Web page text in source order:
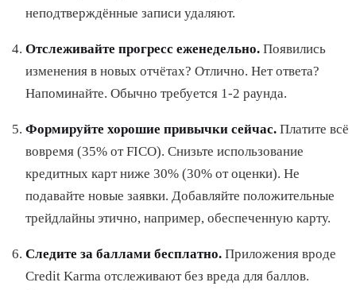
неподтверждённые записи удаляют.
Отслеживайте прогресс еженедельно. Появились
изменения в новых отчётах? Отлично. Нет ответа?
Напоминайте. Обычно требуется 1-2 раунда.
Формируйте хорошие привычки сейчас. Платите всё
вовремя (35% от FICO). Снизьте использование
кредитных карт ниже 30% (30% от оценки). Не
подавайте новые заявки. Добавляйте положительные
трейдлайны этично, например, обеспеченную карту.
Следите за баллами бесплатно. Приложения вроде
Credit Karma отслеживают без вреда для баллов.